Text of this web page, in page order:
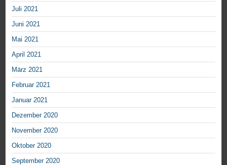
Juli 2021
Juni 2021
Mai 2021
April 2021
März 2021
Februar 2021
Januar 2021
Dezember 2020
November 2020
Oktober 2020
September 2020